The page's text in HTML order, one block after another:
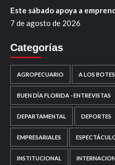
Este sábado apoya a
7 de agosto de 2026
Categorías
AGROPECUARIO A LOS
BUEN DÍA FLORIDA - ENTREVISTAS
DEPARTAMENTAL DEPORTES
EMPRESARIALES
INSTITUCIONAL